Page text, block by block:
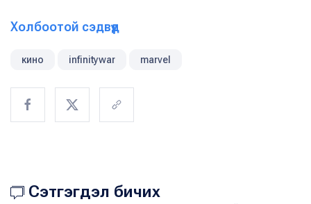
Холбоотой сэдвүүд
кино infinitywar marvel
Сэтгэгдэл бичих